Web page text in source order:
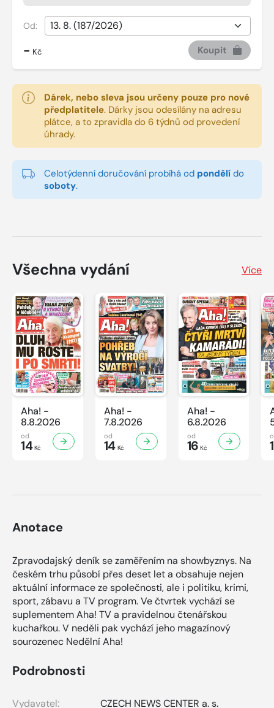
Od:
- Kč Koupit
Dárek, nebo sleva jsou určeny pouze pro nové
předplatitele. Dárky jsou odesílány na adresu
plátce, a to zpravidla do 6 týdnů od provedení
úhrady.
Celotýdenní doručování probíhá od pondělí do
soboty.
Všechna vydání Více
Aha! -
8.8.2026
od
14Kč
Aha! -
7.8.2026
od
14Kč
Aha! -
6.8.2026
od
16 Kč
Anotace
Zpravodajský deník se zaměřením na showbyznys. Na
českém trhu působí přes deset let a obsahuje nejen
aktuální informace ze společnosti, ale i politiku, krimi,
sport, zábavu a TV program. Ve čtvrtek vychází se
suplementem Aha! TV a pravidelnou čtenářskou
kuchařkou. V neděli pak vychází jeho magazínový
sourozenec Nedělní Aha!
Podrobnosti
Vydavatel:
CZECH NEWS CENTER a. s.